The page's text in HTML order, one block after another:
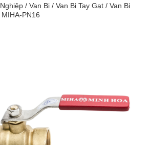
/ Van Bi / Van Bi Tay Gạt / Van Bi
PN16